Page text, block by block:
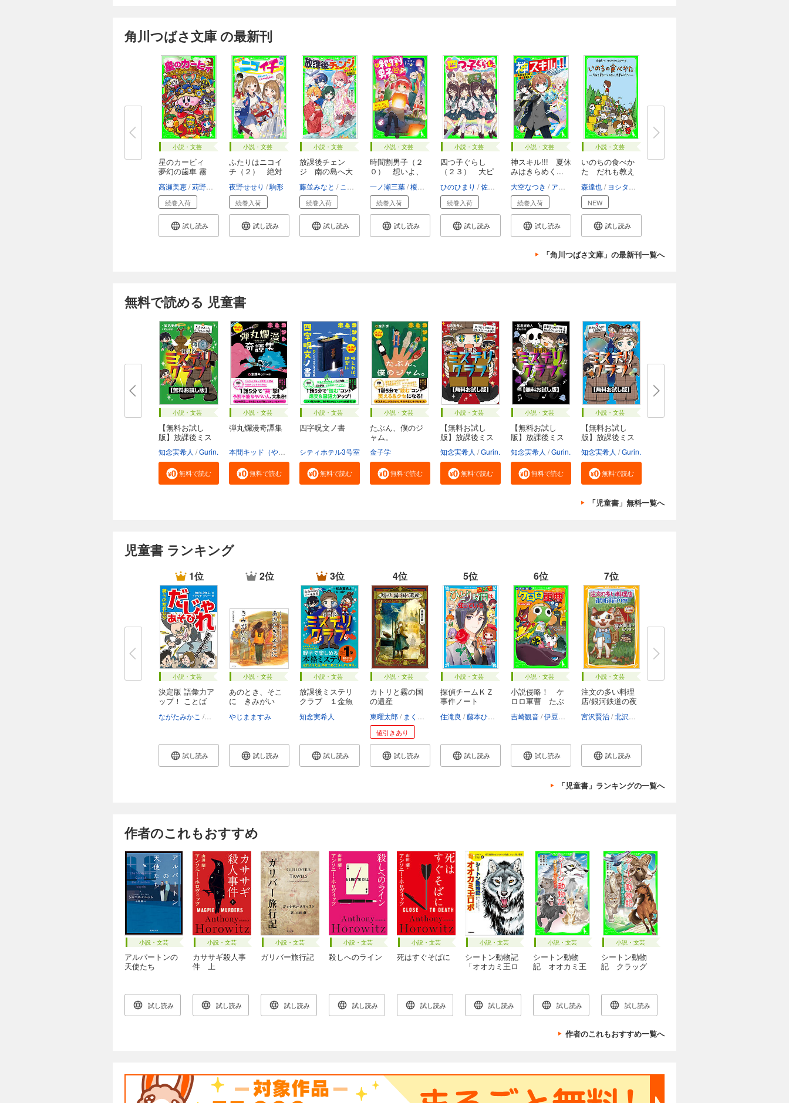
角川つばさ文庫 の最新刊
小説・文芸
星のカービィ
夢幻の歯車 霧
高瀬美恵 苅野タウ ぽと
続巻入荷
試し読み
小説・文芸
ふたりはニコイ
チ（２） 絶対
夜野せせり 駒形
続巻入荷
試し読み
小説・文芸
放課後チェン
ジ 南の島へ大
藤並みなと こよせ
続巻入荷
試し読み
小説・文芸
時間割男子（２
０） 想いよ、
一ノ瀬三葉 榎のと
続巻入荷
試し読み
小説・文芸
四つ子ぐらし
（２３） 大ピ
ひのひまり 佐倉おりこ
続巻入荷
試し読み
小説・文芸
神スキル!!! 夏休
みはきらめく...
大空なつき アルセチカ
続巻入荷
試し読み
小説・文芸
いのちの食べか
た だれも教え
森達也 ヨシタケシンスケ
NEW
試し読み
「角川つばさ文庫」の最新刊一覧へ
無料で読める 児童書
小説・文芸
【無料お試し
版】放課後ミス
知念実希人 Gurin.
無料で読む
小説・文芸
弾丸爛漫奇譚集
無料で読む
小説・文芸
四字呪文ノ書
シティホテル3号室
無料で読む
小説・文芸
たぶん、僕のジ
ャム。
金子学
無料で読む
小説・文芸
【無料お試し
版】放課後ミス
知念実希人 Gurin.
無料で読む
小説・文芸
【無料お試し
版】放課後ミス
知念実希人 Gurin.
無料で読む
小説・文芸
【無料お試し
版】放課後ミス
知念実希人 Gurin.
無料で読む
「児童書」無料一覧へ
児童書 ランキング
1位
小説・文芸
決定版 語彙力ア
ップ！ ことば
ながたみかこ イケウチリリー
試し読み
2位
小説・文芸
あのとき、そこ
に きみがい
やじまますみ
試し読み
3位
小説・文芸
放課後ミステリ
クラブ １金魚
知念実希人
試し読み
4位
小説・文芸
カトリと霧の国
の遺産
東曜太郎 まくらくらま
値引きあり
試し読み
5位
小説・文芸
探偵チームＫＺ
事件ノート
住滝良 藤本ひとみ 駒形
試し読み
6位
小説・文芸
小説侵略！ ケ
ロロ軍曹 たぶ
吉崎観音 伊豆平成 愛姫みかん
試し読み
7位
小説・文芸
注文の多い料理
店/銀河鉄道の夜
宮沢賢治 北沢夕芸
試し読み
「児童書」ランキングの一覧へ
作者のこれもおすすめ
小説・文芸
アルパートンの
天使たち
試し読み
小説・文芸
カササギ殺人事
件 上
試し読み
小説・文芸
ガリバー旅行記
試し読み
小説・文芸
殺しへのライン
試し読み
小説・文芸
死はすぐそばに
試し読み
小説・文芸
シートン動物記
「オオカミ王ロ
試し読み
小説・文芸
シートン動物
記 オオカミ王
試し読み
小説・文芸
シートン動物
記 クラッグ
試し読み
作者のこれもおすすめ一覧へ